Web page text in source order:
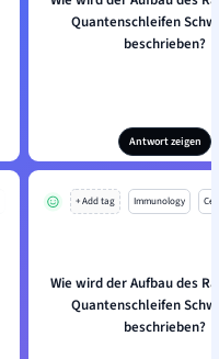
Quantenschleifen
beschrieben?
Antwort zeigen
+ Add tag Immunology
Wie wird der Aufbau des
Quantenschleifen
beschrieben?